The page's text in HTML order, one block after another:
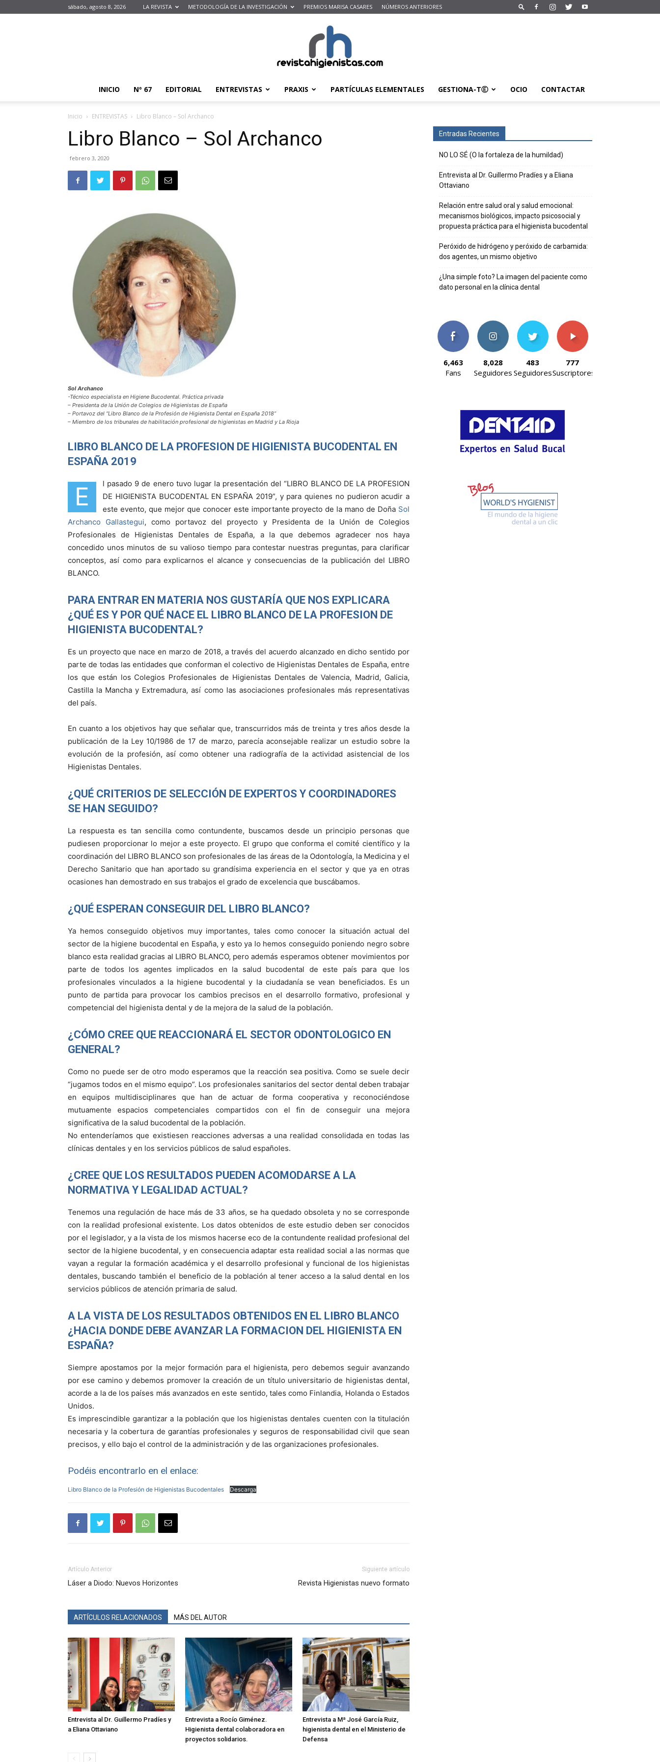
sábado, agosto 8, 2026 LA REVISTA METODOLOGÍA DE LA INVESTIGACIÓN PREMIOS MARISA CASARES NÚMEROS ANTERIORES
INICIO Nº 67 EDITORIAL ENTREVISTAS PRAXIS PARTÍCULAS ELEMENTALES GESTIONA-TⒺ OCIO CONTACTAR
Inicio ENTREVISTAS Libro Blanco – Sol Archanco
Libro Blanco – Sol Archanco
febrero 3, 2020
Sol Archanco
-Técnico especialista en Higiene Bucodental. Práctica privada
– Presidenta de la Unión de Colegios de Higienistas de España
– Portavoz del “Libro Blanco de la Profesión de Higienista Dental en España 2018”
– Miembro de los tribunales de habilitación profesional de higienistas en Madrid y La Rioja
LIBRO BLANCO DE LA PROFESION DE HIGIENISTA BUCODENTAL EN
ESPAÑA 2019
E
l pasado 9 de enero tuvo lugar la presentación del “LIBRO BLANCO DE LA PROFESION
DE HIGIENISTA BUCODENTAL EN ESPAÑA 2019”, y para quienes no pudieron acudir a
este evento, que mejor que conocer este importante proyecto de la mano de Doña Sol
Archanco Gallastegui, como portavoz del proyecto y Presidenta de la Unión de Colegios
Profesionales de Higienistas Dentales de España, a la que debemos agradecer nos haya
concedido unos minutos de su valioso tiempo para contestar nuestras preguntas, para clarificar
conceptos, así como para explicarnos el alcance y consecuencias de la publicación del LIBRO
BLANCO.
PARA ENTRAR EN MATERIA NOS GUSTARÍA QUE NOS EXPLICARA
¿QUÉ ES Y POR QUÉ NACE EL LIBRO BLANCO DE LA PROFESION DE
HIGIENISTA BUCODENTAL?
Es un proyecto que nace en marzo de 2018, a través del acuerdo alcanzado en dicho sentido por
parte de todas las entidades que conforman el colectivo de Higienistas Dentales de España, entre
los que están los Colegios Profesionales de Higienistas Dentales de Valencia, Madrid, Galicia,
Castilla la Mancha y Extremadura, así como las asociaciones profesionales más representativas
del país.
En cuanto a los objetivos hay que señalar que, transcurridos más de treinta y tres años desde la
publicación de la Ley 10/1986 de 17 de marzo, parecía aconsejable realizar un estudio sobre la
evolución de la profesión, así como obtener una radiografía de la actividad asistencial de los
Higienistas Dentales.
¿QUÉ CRITERIOS DE SELECCIÓN DE EXPERTOS Y COORDINADORES
SE HAN SEGUIDO?
La respuesta es tan sencilla como contundente, buscamos desde un principio personas que
pudiesen proporcionar lo mejor a este proyecto. El grupo que conforma el comité científico y la
coordinación del LIBRO BLANCO son profesionales de las áreas de la Odontología, la Medicina y el
Derecho Sanitario que han aportado su grandísima experiencia en el sector y que ya en otras
ocasiones han demostrado en sus trabajos el grado de excelencia que buscábamos.
¿QUÉ ESPERAN CONSEGUIR DEL LIBRO BLANCO?
Ya hemos conseguido objetivos muy importantes, tales como conocer la situación actual del
sector de la higiene bucodental en España, y esto ya lo hemos conseguido poniendo negro sobre
blanco esta realidad gracias al LIBRO BLANCO, pero además esperamos obtener movimientos por
parte de todos los agentes implicados en la salud bucodental de este país para que los
profesionales vinculados a la higiene bucodental y la ciudadanía se vean beneficiados. Es un
punto de partida para provocar los cambios precisos en el desarrollo formativo, profesional y
competencial del higienista dental y de la mejora de la salud de la población.
¿CÓMO CREE QUE REACCIONARÁ EL SECTOR ODONTOLOGICO EN
GENERAL?
Como no puede ser de otro modo esperamos que la reacción sea positiva. Como se suele decir
“jugamos todos en el mismo equipo”. Los profesionales sanitarios del sector dental deben trabajar
en equipos multidisciplinares que han de actuar de forma cooperativa y reconociéndose
mutuamente espacios competenciales compartidos con el fin de conseguir una mejora
significativa de la salud bucodental de la población.
No entenderíamos que existiesen reacciones adversas a una realidad consolidada en todas las
clínicas dentales y en los servicios públicos de salud españoles.
¿CREE QUE LOS RESULTADOS PUEDEN ACOMODARSE A LA
NORMATIVA Y LEGALIDAD ACTUAL?
Tenemos una regulación de hace más de 33 años, se ha quedado obsoleta y no se corresponde
con la realidad profesional existente. Los datos obtenidos de este estudio deben ser conocidos
por el legislador, y a la vista de los mismos hacerse eco de la contundente realidad profesional del
sector de la higiene bucodental, y en consecuencia adaptar esta realidad social a las normas que
vayan a regular la formación académica y el desarrollo profesional y funcional de los higienistas
dentales, buscando también el beneficio de la población al tener acceso a la salud dental en los
servicios públicos de atención primaria de salud.
A LA VISTA DE LOS RESULTADOS OBTENIDOS EN EL LIBRO BLANCO
¿HACIA DONDE DEBE AVANZAR LA FORMACION DEL HIGIENISTA EN
ESPAÑA?
Siempre apostamos por la mejor formación para el higienista, pero debemos seguir avanzando
por ese camino y debemos promover la creación de un título universitario de higienistas dental,
acorde a la de los países más avanzados en este sentido, tales como Finlandia, Holanda o Estados
Unidos.
Es imprescindible garantizar a la población que los higienistas dentales cuenten con la titulación
necesaria y la cobertura de garantías profesionales y seguros de responsabilidad civil que sean
precisos, y ello bajo el control de la administración y de las organizaciones profesionales.
Podéis encontrarlo en el enlace:
Libro Blanco de la Profesión de Higienistas Bucodentales Descarga
Artículo Anterior
Láser a Diodo: Nuevos Horizontes
Siguiente artículo
Revista Higienistas nuevo formato
ARTÍCULOS RELACIONADOS MÁS DEL AUTOR
Entrevista al Dr. Guillermo Pradíes y
a Eliana Ottaviano
Entrevista a Rocío Giménez.
Higienista dental colaboradora en
proyectos solidarios.
Entrevista a Mª José García Ruiz,
higienista dental en el Ministerio de
Defensa
Entradas Recientes
NO LO SÉ (O la fortaleza de la humildad)
Entrevista al Dr. Guillermo Pradíes y a Eliana
Ottaviano
Relación entre salud oral y salud emocional:
mecanismos biológicos, impacto psicosocial y
propuesta práctica para el higienista bucodental
Peróxido de hidrógeno y peróxido de carbamida:
dos agentes, un mismo objetivo
¿Una simple foto? La imagen del paciente como
dato personal en la clínica dental
6,463
Fans
8,028
Seguidores
483
Seguidores
777
Suscriptores